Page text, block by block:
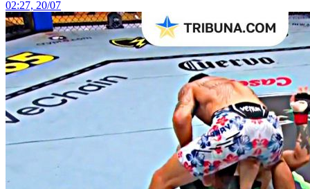
02:27, 20/07